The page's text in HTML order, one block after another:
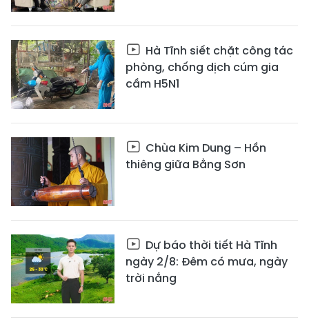
Hà Tĩnh siết chặt công tác
phòng, chống dịch cúm gia
cầm H5N1
Chùa Kim Dung – Hồn
thiêng giữa Bằng Sơn
Dự báo thời tiết Hà Tĩnh
ngày 2/8: Đêm có mưa, ngày
trời nắng